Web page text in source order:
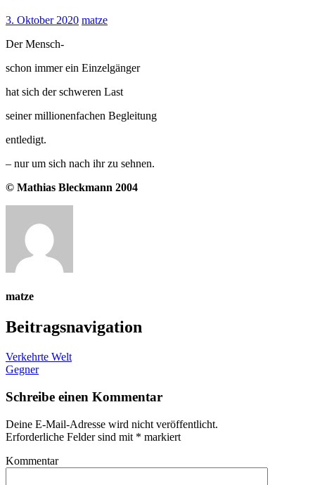
3. Oktober 2020 matze
Der Mensch-
schon immer ein Einzelgänger
hat sich der schweren Last
seiner millionenfachen Begleitung
entledigt.
– nur um sich nach ihr zu sehnen.
© Mathias Bleckmann 2004
matze
Beitragsnavigation
Verkehrte Welt
Gegner
Schreibe einen Kommentar
Deine E-Mail-Adresse wird nicht veröffentlicht.
Erforderliche Felder sind mit * markiert
Kommentar